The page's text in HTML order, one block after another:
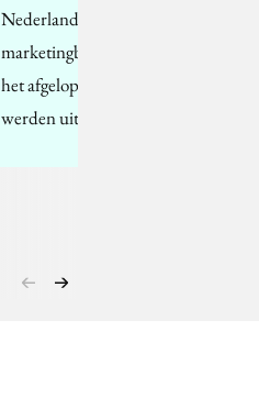
Nederlandse
marketingboeken die
het afgelopen jaar
werden uitgegeven, 12…